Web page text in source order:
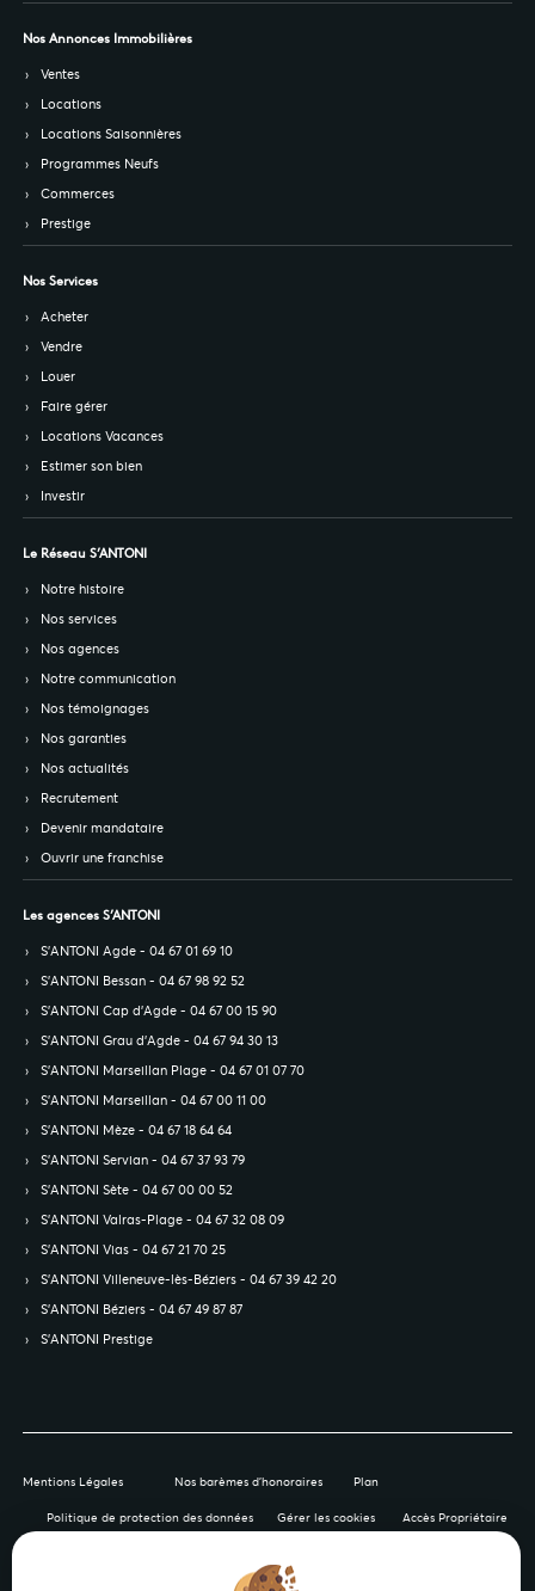
Nos Annonces Immobilières
Ventes
Locations
Locations Saisonnières
Programmes Neufs
Commerces
Prestige
Nos Services
Acheter
Vendre
Louer
Faire gérer
Locations Vacances
Estimer son bien
Investir
Le Réseau S’ANTONI
Notre histoire
Nos services
Nos agences
Notre communication
Nos témoignages
Nos garanties
Nos actualités
Recrutement
Devenir mandataire
Ouvrir une franchise
Les agences S’ANTONI
S’ANTONI Agde - 04 67 01 69 10
S’ANTONI Bessan - 04 67 98 92 52
S’ANTONI Cap d'Agde - 04 67 00 15 90
S’ANTONI Grau d'Agde - 04 67 94 30 13
S’ANTONI Marseillan Plage - 04 67 01 07 70
S’ANTONI Marseillan - 04 67 00 11 00
S’ANTONI Mèze - 04 67 18 64 64
S’ANTONI Servian - 04 67 37 93 79
S’ANTONI Sète - 04 67 00 00 52
S’ANTONI Valras-Plage - 04 67 32 08 09
S’ANTONI Vias - 04 67 21 70 25
S’ANTONI Villeneuve-lès-Béziers - 04 67 39 42 20
S’ANTONI Béziers - 04 67 49 87 87
S’ANTONI Prestige
Mentions Légales Nos barèmes d'honoraires Plan
Politique de protection des données Gérer les cookies Accès Propriétaire